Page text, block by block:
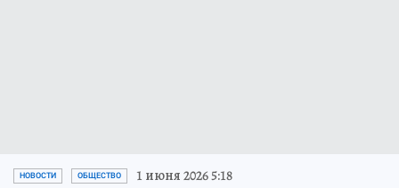
НОВОСТИ ОБЩЕСТВО 1 июня 2026 5:18